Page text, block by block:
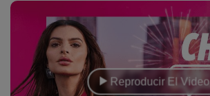
Reproducir El Video